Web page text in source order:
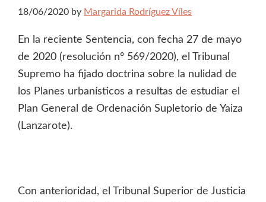
18/06/2020 by Margarida Rodríguez Víles
En la reciente Sentencia, con fecha 27 de mayo
de 2020 (resolución nº 569/2020), el Tribunal
Supremo ha fijado doctrina sobre la nulidad de
los Planes urbanísticos a resultas de estudiar el
Plan General de Ordenación Supletorio de Yaiza
(Lanzarote).
Con anterioridad, el Tribunal Superior de Justicia